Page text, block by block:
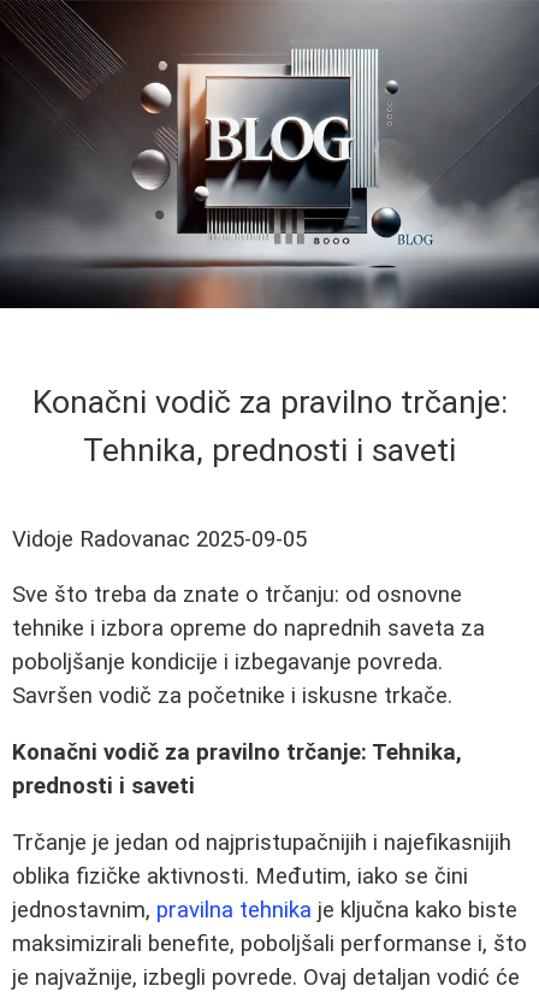
Konačni vodič za pravilno trčanje:
Tehnika, prednosti i saveti
Vidoje Radovanac 2025-09-05
Sve što treba da znate o trčanju: od osnovne
tehnike i izbora opreme do naprednih saveta za
poboljšanje kondicije i izbegavanje povreda.
Savršen vodič za početnike i iskusne trkače.
Konačni vodič za pravilno trčanje: Tehnika,
prednosti i saveti
Trčanje je jedan od najpristupačnijih i najefikasnijih
oblika fizičke aktivnosti. Međutim, iako se čini
jednostavnim, pravilna tehnika je ključna kako biste
maksimizirali benefite, poboljšali performanse i, što
je najvažnije, izbegli povrede. Ovaj detaljan vodić će